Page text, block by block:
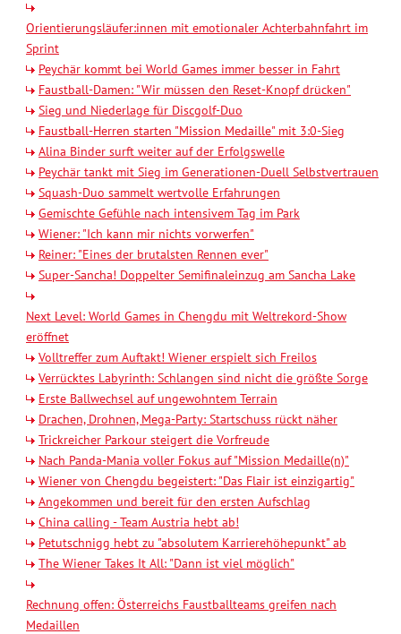
Orientierungsläufer:innen mit emotionaler Achterbahnfahrt im
Sprint
Peychär kommt bei World Games immer besser in Fahrt
Faustball-Damen: "Wir müssen den Reset-Knopf drücken"
Sieg und Niederlage für Discgolf-Duo
Faustball-Herren starten "Mission Medaille" mit 3:0-Sieg
Alina Binder surft weiter auf der Erfolgswelle
Peychär tankt mit Sieg im Generationen-Duell Selbstvertrauen
Squash-Duo sammelt wertvolle Erfahrungen
Gemischte Gefühle nach intensivem Tag im Park
Wiener: "Ich kann mir nichts vorwerfen"
Reiner: "Eines der brutalsten Rennen ever"
Super-Sancha! Doppelter Semifinaleinzug am Sancha Lake
Next Level: World Games in Chengdu mit Weltrekord-Show
eröffnet
Volltreffer zum Auftakt! Wiener erspielt sich Freilos
Verrücktes Labyrinth: Schlangen sind nicht die größte Sorge
Erste Ballwechsel auf ungewohntem Terrain
Drachen, Drohnen, Mega-Party: Startschuss rückt näher
Trickreicher Parkour steigert die Vorfreude
Nach Panda-Mania voller Fokus auf "Mission Medaille(n)"
Wiener von Chengdu begeistert: "Das Flair ist einzigartig"
Angekommen und bereit für den ersten Aufschlag
China calling - Team Austria hebt ab!
Petutschnigg hebt zu "absolutem Karrierehöhepunkt" ab
The Wiener Takes It All: "Dann ist viel möglich"
Rechnung offen: Österreichs Faustballteams greifen nach
Medaillen